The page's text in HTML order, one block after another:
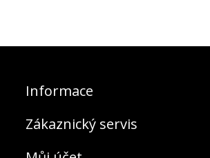
Informace
Zákaznický servis